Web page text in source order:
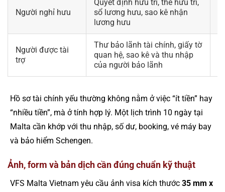
Người nghỉ hưu
Quyết định hưu trí, thẻ hưu trí,
sổ lương hưu, sao kê nhận
lương hưu
Người được tài
trợ
Thư bảo lãnh tài chính, giấy tờ
quan hệ, sao kê và thu nhập
của người bảo lãnh
Hồ sơ tài chính yếu thường không nằm ở việc “ít tiền” hay
“nhiều tiền”, mà ở tính hợp lý. Một lịch trình 10 ngày tại
Malta cần khớp với thu nhập, số dư, booking, vé máy bay
và bảo hiểm Schengen.
Ảnh, form và bản dịch cần đúng chuẩn kỹ thuật
VFS Malta Vietnam yêu cầu ảnh visa kích thước 35 mm x